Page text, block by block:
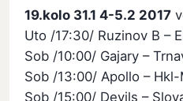
19.kolo 31.1 4-5.2 2017
Uto /17:30/ Ruzinov B –
Sob /10:00/ Gajary –
Sob /13:00/ Apollo –
Sob /15:00/ Devils –